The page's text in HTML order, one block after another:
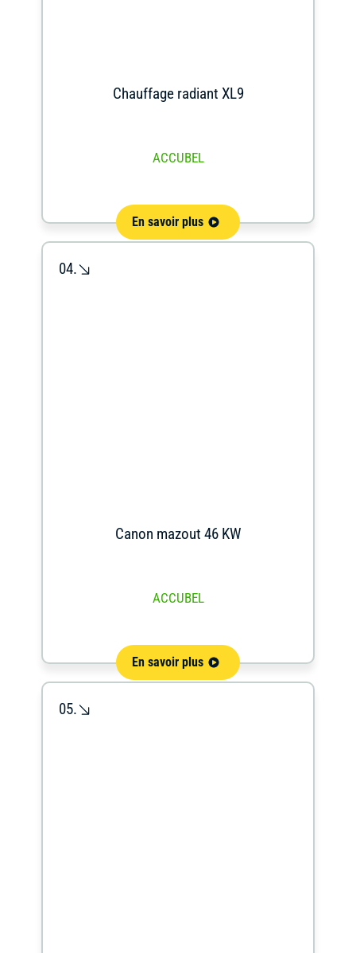
Chauffage radiant XL9
ACCUBEL
En savoir plus
04.
Canon mazout 46 KW
ACCUBEL
En savoir plus
05.